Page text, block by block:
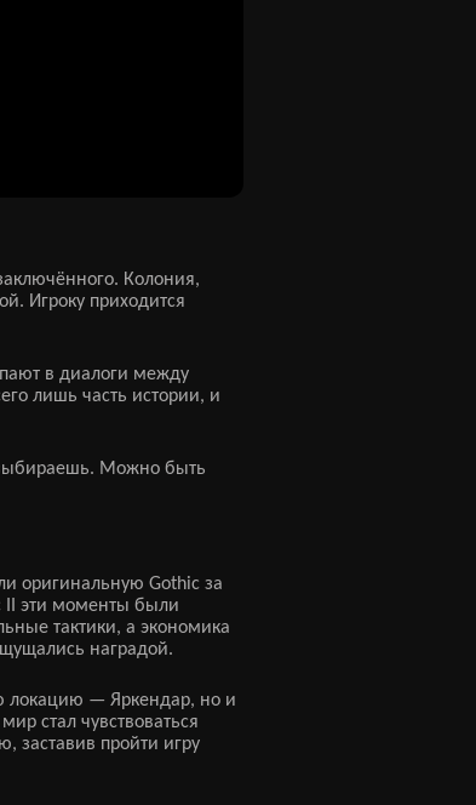
Колония,
Игроку приходится
в диалоги между
лишь часть истории, и
выбираешь. Можно быть
оригинальную Gothic за
II эти моменты были
тактики, а экономика
наградой.
локацию — Яркендар, но и
стал чувствоваться
пройти игру